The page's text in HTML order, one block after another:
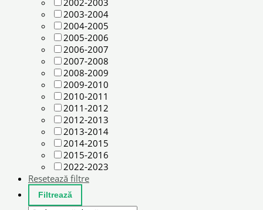
2002-2003
2003-2004
2004-2005
2005-2006
2006-2007
2007-2008
2008-2009
2009-2010
2010-2011
2011-2012
2012-2013
2013-2014
2014-2015
2015-2016
2022-2023
Resetează filtre